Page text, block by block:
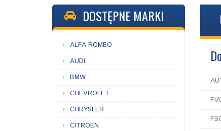
DOSTĘPNE MARKI
ALFA ROMEO
AUDI
BMW
CHEVROLET
CHRYSLER
CITROEN